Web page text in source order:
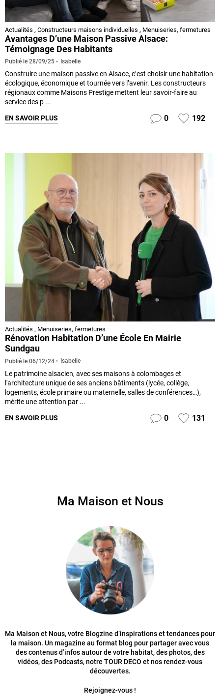
Actualités , Constructeurs maisons individuelles , Menuiseries, fermetures
Avantages D’une Maison Passive Alsace:
Témoignage Des Habitants
Publié le 28/09/25 Isabelle
Construire une maison passive en Alsace, c’est choisir une habitation
écologique, économique et tournée vers l’avenir. Les constructeurs
régionaux comme Maisons Prestige mettent leur savoir-faire au
service des p ...
EN SAVOIR PLUS 0 192
Actualités , Menuiseries, fermetures
Rénovation Habitation D’une École En Mairie
Sundgau
Publié le 06/12/24 Isabelle
Le patrimoine alsacien, avec ses maisons à colombages et
l'architecture unique de ses anciens bâtiments (lycée, collège,
logements, école primaire ou maternelle, salles de conférences…),
mérite une attention par ...
EN SAVOIR PLUS 0 131
Ma Maison et Nous
Ma Maison et Nous, votre Blogzine d’inspirations et tendances pour
la maison. Un magazine au format blog pour partager avec vous
des contenus d’infos autour de votre habitat, des photos, des
vidéos, des Podcasts, notre TOUR DECO et nos rendez-vous
découvertes.
Rejoignez-vous !